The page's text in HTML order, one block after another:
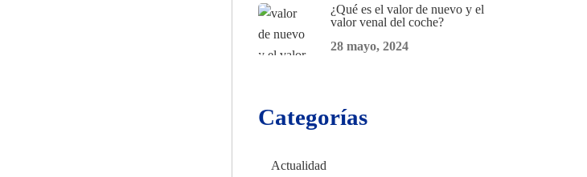
¿Qué es el valor de nuevo y el
valor venal del coche?
28 mayo, 2024
Categorías
Actualidad